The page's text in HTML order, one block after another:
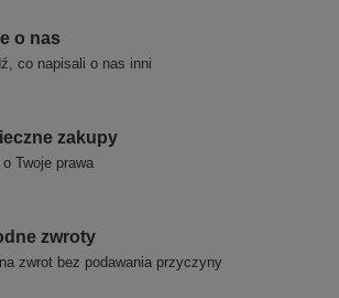
o nas
co napisali o nas inni
zakupy
Twoje prawa
zwroty
zwrot bez podawania przyczyny